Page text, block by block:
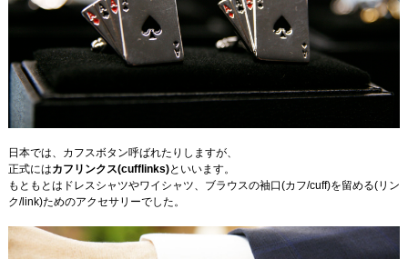
日本では、カフスボタン呼ばれたりしますが、
正式にはカフリンクス(cufflinks)といいます。
もともとはドレスシャツやワイシャツ、ブラウスの袖口(カフ/cuff)を留める(リン
ク/link)ためのアクセサリーでした。